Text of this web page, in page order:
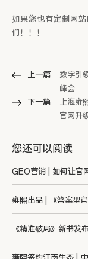
如果您也有定制网
们！！！
上一篇
数字引
峰会
下一篇
上海雍
官网升
您还可以阅读
GEO营销 | 如何让官
雍熙出品 | 《答案型
《精准破局》新书发